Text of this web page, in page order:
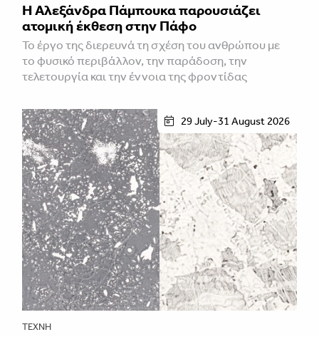
Η Αλεξάνδρα Πάμπουκα παρουσιάζει
ατομική έκθεση στην Πάφο
Το έργο της διερευνά τη σχέση του ανθρώπου με
το φυσικό περιβάλλον, την παράδοση, την
τελετουργία και την έννοια της φροντίδας
29 July-31 August 2026
ΤΈΧΝΗ